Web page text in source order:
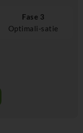
Fase 3
Optimali-satie